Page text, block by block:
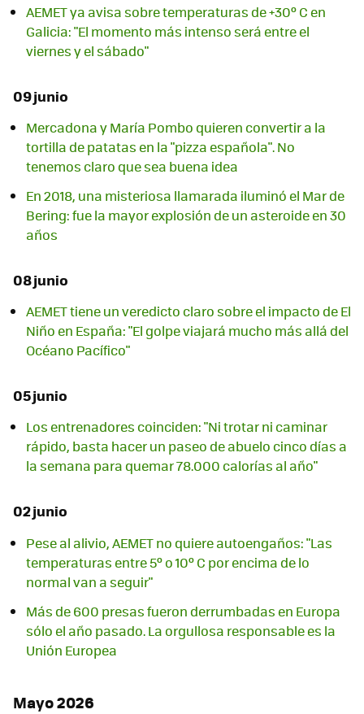
AEMET ya avisa sobre temperaturas de +30º C en
Galicia: "El momento más intenso será entre el
viernes y el sábado"
09 junio
Mercadona y María Pombo quieren convertir a la
tortilla de patatas en la "pizza española". No
tenemos claro que sea buena idea
En 2018, una misteriosa llamarada iluminó el Mar de
Bering: fue la mayor explosión de un asteroide en 30
años
08 junio
AEMET tiene un veredicto claro sobre el impacto de El
Niño en España: "El golpe viajará mucho más allá del
Océano Pacífico"
05 junio
Los entrenadores coinciden: "Ni trotar ni caminar
rápido, basta hacer un paseo de abuelo cinco días a
la semana para quemar 78.000 calorías al año"
02 junio
Pese al alivio, AEMET no quiere autoengaños: "Las
temperaturas entre 5º o 10º C por encima de lo
normal van a seguir"
Más de 600 presas fueron derrumbadas en Europa
sólo el año pasado. La orgullosa responsable es la
Unión Europea
Mayo 2026